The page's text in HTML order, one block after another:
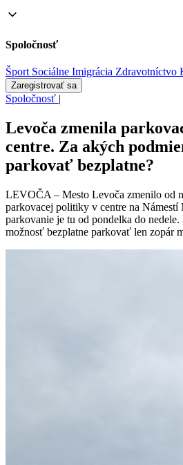
Spoločnosť
Šport Sociálne Imigrácia Zdravotníctvo
Zaregistrovať sa
Spoločnosť |
Levoča zmenila
centre. Za akých
parkovať bezplatne?
LEVOČA – Mesto Levoča zmenilo od
parkovacej politiky v centre na Námestí
parkovanie je tu od pondelka do
možnosť bezplatne parkovať len zopár